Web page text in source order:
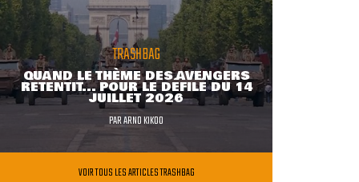
TRASHBAG
QUAND LE THÈME DES AVENGERS
RETENTIT... POUR LE DÉFILÉ DU 14
JUILLET 2026
PARARNO KIKOO
VOIR TOUS LES ARTICLES TRASHBAG